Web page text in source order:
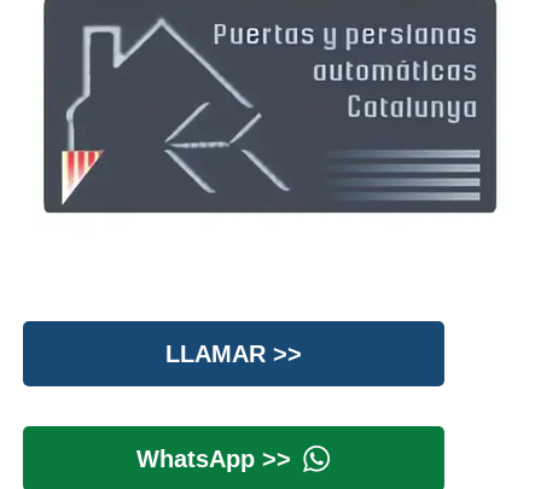
LLAMAR >>
WhatsApp >>